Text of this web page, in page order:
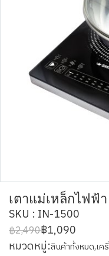
เตาแม่เหล็กไฟฟ้า
SKU : IN-1500
฿2,490฿1,090
หมวดหมู่:สินค้าทั้งหมด,เค